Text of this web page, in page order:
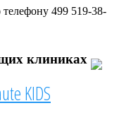
телефону 499 519-38-
клиниках
KIDS